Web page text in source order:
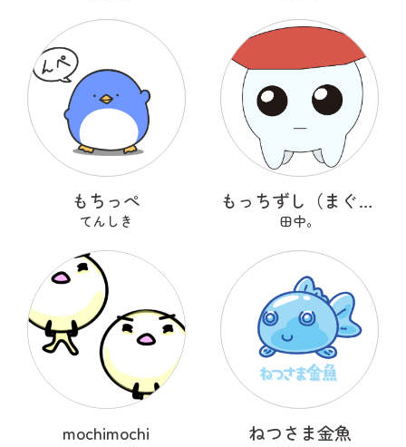
もちっぺ
てんしき
もっちずし（まぐろ）
田中。
mochimochi ねつさま金魚